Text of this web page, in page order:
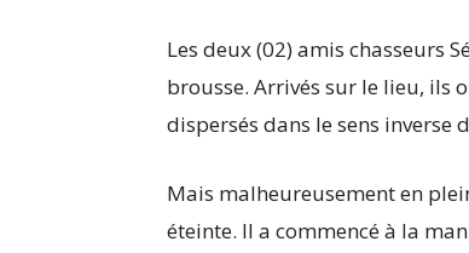
Les deux (02) amis chasseurs
brousse. Arrivés sur le lieu, ils
dispersés dans le sens inverse
Mais malheureusement en
éteinte. Il a commencé à la